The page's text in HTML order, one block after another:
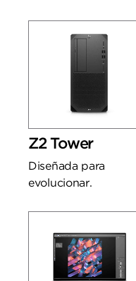
Z2 Tower
Diseñada para
evolucionar.